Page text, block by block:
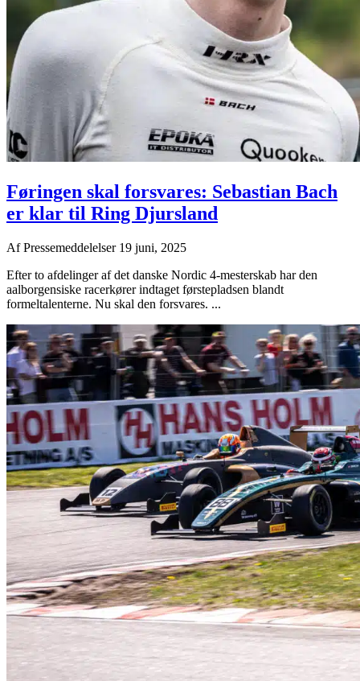
Føringen skal forsvares: Sebastian Bach
er klar til Ring Djursland
AfPressemeddelelser 19 juni, 2025
Efter to afdelinger af det danske Nordic 4-mesterskab har den
aalborgensiske racerkører indtaget førstepladsen blandt
formeltalenterne. Nu skal den forsvares. ...